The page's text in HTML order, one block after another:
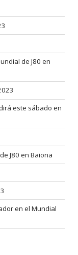
de J80 en
este sábado en
J80 en Baiona
en el Mundial